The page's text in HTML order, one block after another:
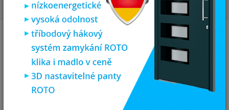
Plastová okna
plastové okno 140x100 cm, dvoukřídlé, bílé,
PREMIUM 7000
plastové okno 140x100 cm,
dvoukřídlé, bílé, PREMIUM 7000